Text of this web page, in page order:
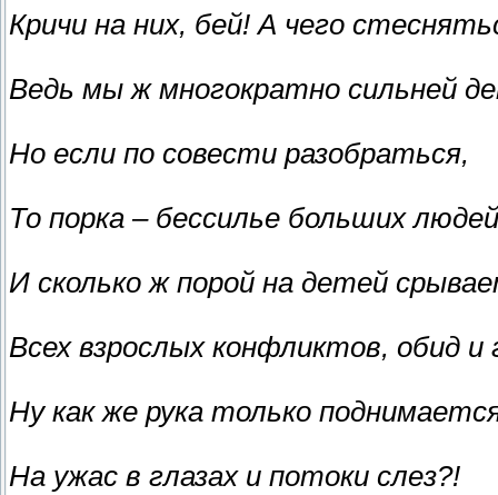
Кричи на них, бей! А чего
Ведь мы ж многократно сильней
Но если по совести разобраться,
То порка – бессилье больших
И сколько ж порой на детей
Всех взрослых конфликтов, обид и
Ну как же рука только
На ужас в глазах и потоки слез?!